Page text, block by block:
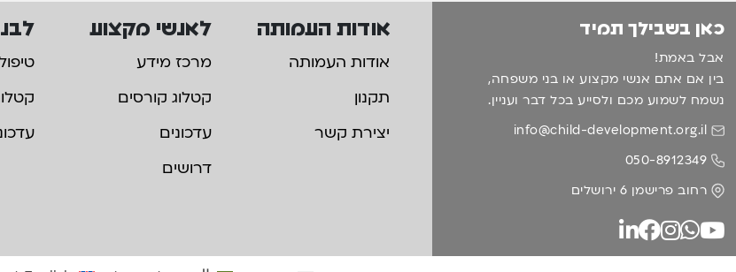
כאן בשבילך תמיד
אבל באמת!
בין אם אתם אנשי מקצוע או בני משפחה,
נשמח לשמוע מכם ולסייע בכל דבר ועניין.
info@child-development.org.il
050-8912349
רחוב פרישמן 6 ירושלים
אודות העמותה
אודות העמותה
תקנון
יצירת קשר
לאנשי מקצוע
מרכז מידע
קטלוג קורסים
עדכונים
דרושים